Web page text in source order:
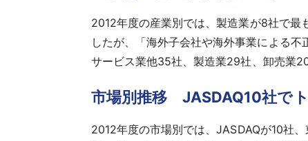
2012年度の産業別では、製造業が8社で
したが、「海外子会社や海外事業による
サービス業他35社、製造業29社、卸売業20
市場別推移 JASDAQ10社で
2012年度の市場別では、JASDAQが10社